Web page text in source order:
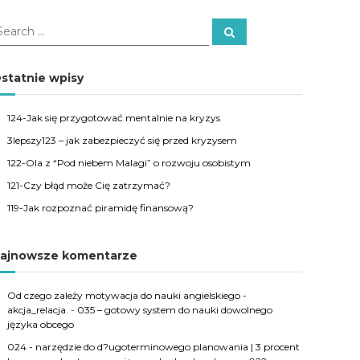
S
wpisy
124-Jak się przygotować mentalnie na kryzys
3lepszy123 – jak zabezpieczyć się przed kryzysem
122-Ola z “Pod niebem Malagi” o rozwoju osobistym
121-Czy błąd może Cię zatrzymać?
119-Jak rozpoznać piramidę finansową?
komentarze
Od czego zależy motywacja do nauki angielskiego -
akcja_relacja. - 035 – gotowy system do nauki dowolnego
języka obcego
024 - narzędzie do d?ugoterminowego planowania | 3 procent